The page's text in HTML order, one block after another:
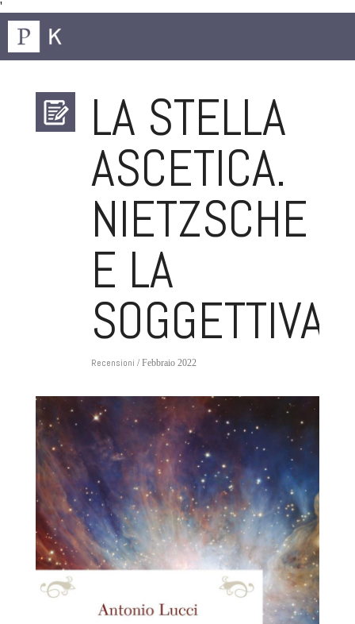
'
LA STELLA
ASCETICA.
NIETZSCHE
E LA
Recensioni / Febbraio 2022